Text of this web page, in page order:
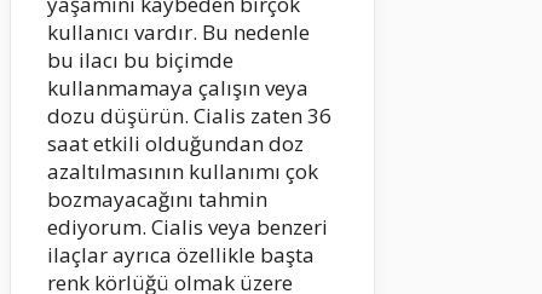
kullanıcı vardır. Bu nedenle
bu ilacı bu biçimde
kullanmamaya çalışın veya
dozu düşürün. Cialis zaten 36
saat etkili olduğundan doz
azaltılmasının kullanımı çok
bozmayacağını tahmin
ediyorum. Cialis veya benzeri
ilaçlar ayrıca özellikle başta
renk körlüğü olmak üzere